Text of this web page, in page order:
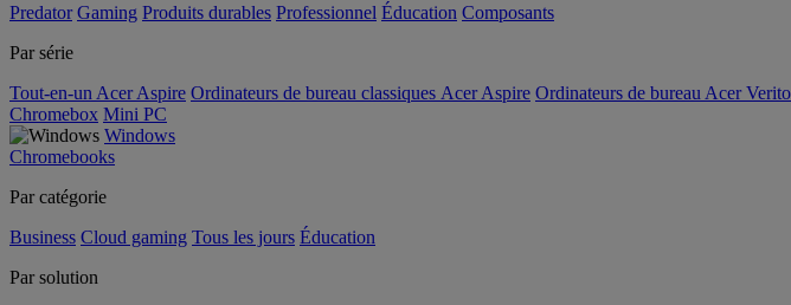
Predator Gaming Produits durables Professionnel Éducation Composants
Par série
Tout-en-un Acer Aspire Ordinateurs de bureau classiques Acer Aspire Ordinateurs de bureau Acer
Chromebox Mini PC
Windows
Chromebooks
Par catégorie
Business Cloud gaming Tous les jours Éducation
Par solution